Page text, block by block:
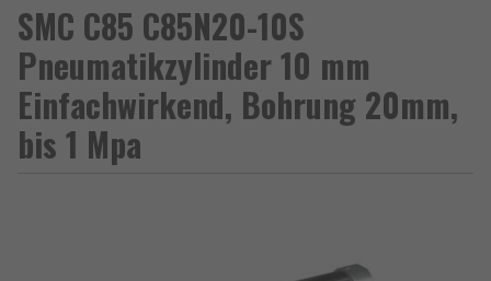
SMC C85 C85N20-10S
Pneumatikzylinder 10 mm
Einfachwirkend, Bohrung 20mm,
bis 1 Mpa